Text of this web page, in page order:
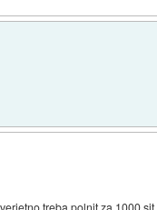
treba polnit za 1000 sit.